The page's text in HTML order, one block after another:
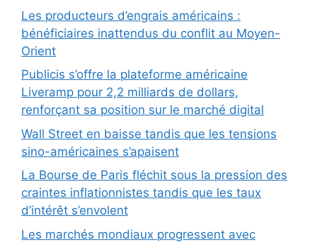
Les producteurs d’engrais américains :
bénéficiaires inattendus du conflit au Moyen-
Orient
Publicis s’offre la plateforme américaine
Liveramp pour 2,2 milliards de dollars,
renforçant sa position sur le marché digital
Wall Street en baisse tandis que les tensions
sino-américaines s’apaisent
La Bourse de Paris fléchit sous la pression des
craintes inflationnistes tandis que les taux
d’intérêt s’envolent
Les marchés mondiaux progressent avec